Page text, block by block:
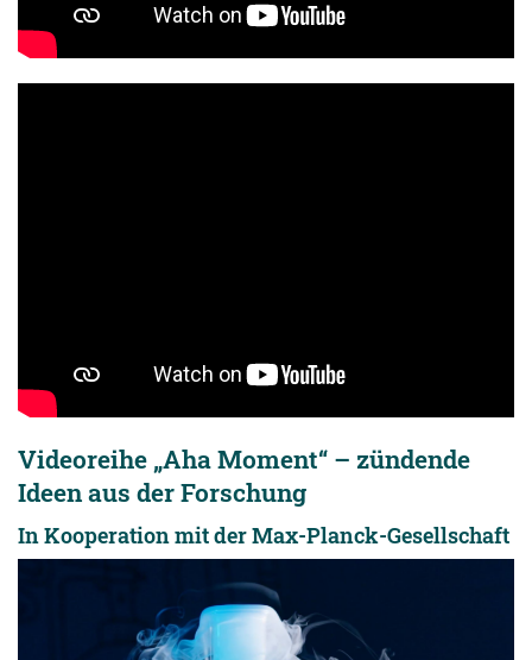
Videoreihe „Aha Moment“ – zündende
Ideen aus der Forschung
In Kooperation mit der Max-Planck-Gesellschaft